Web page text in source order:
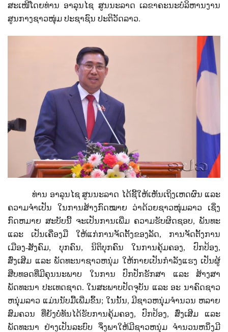
ສະເໜີໂດຍທ່ານ ອາລຸນໄຊ ສູນນະລາດ ເລຂາຄະນະບໍລິຫານງານ
ສູນກາງຊາວໜຸ່ມ ປະຊາຊົນ ປະຕິວັດລາວ.
ທ່ານ ອາລຸນໄຊ ສູນນະລາດ ໄດ້ຊີ້ໃຫ້ເຫັນເຖິງເຫດຜົນ ແລະ
ຄວາມຈຳເປັນ ໃນການສ້າງກົດໝາຍ ວ່າດ້ວຍຊາວໜຸ່ມລາວ ເຊິ່ງ
ກົດຫມາຍ ສະບັບນີ້ ຈະເປັນການເພີ່ມ ຄວາມຮັບຜິດຊອບ, ພັນທະ
ແລະ ເປັນເຄື່ອງມື ໃຫ້ແກ່ການຈັດຕັ້ງຂອງລັດ, ການຈັດຕັ້ງການ
ເມືອງ-ສັງຄົມ, ບຸກຄົນ, ນິຕິບຸກຄົນ ໃນການຄຸ້ມຄອງ, ປົກປ້ອງ,
ສົ່ງເສີມ ແລະ ພັດທະນາຊາວຫນຸ່ມ ໃຫ້ກາຍເປັນກໍາລັງແຮງ ເປັນຜູ້
ສືບທອດທີ່ມີຄຸນນະພາບ ໃນການ ປົກປັກຮັກສາ ແລະ ສ້າງສາ
ພັດທະນາ ປະເທດຊາດ. ໃນສະພາບປັດຈຸບັນ ແລະ ອະ ນາຄົດຊາວ
ຫນຸຸ່ມລາວ ແມ່ນນັບມື້ເພີ່ມຂຶ້ນ; ໃນນັ້ນ, ມີຊາວຫນຸຸ່ມຈໍານວນ ຫລາຍ
ສົມຄວນ ທີ່ຍັງບໍ່ທັນໄດ້ຮັບການຄຸ້ມຄອງ, ປົກປ້ອງ,ສົ່ງເສີມ ແລະ
ພັດທະນາ ຢ່າງເປັນລະບົບ ຈຶ່ງພາໃຫ້ມີຊາວຫນຸ່ມ ຈໍານວນຫນຶ່ງມີ